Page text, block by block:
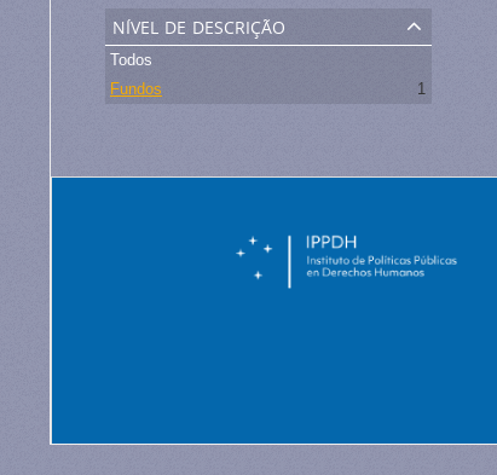
nível de descrição
Todos
Fundos
1